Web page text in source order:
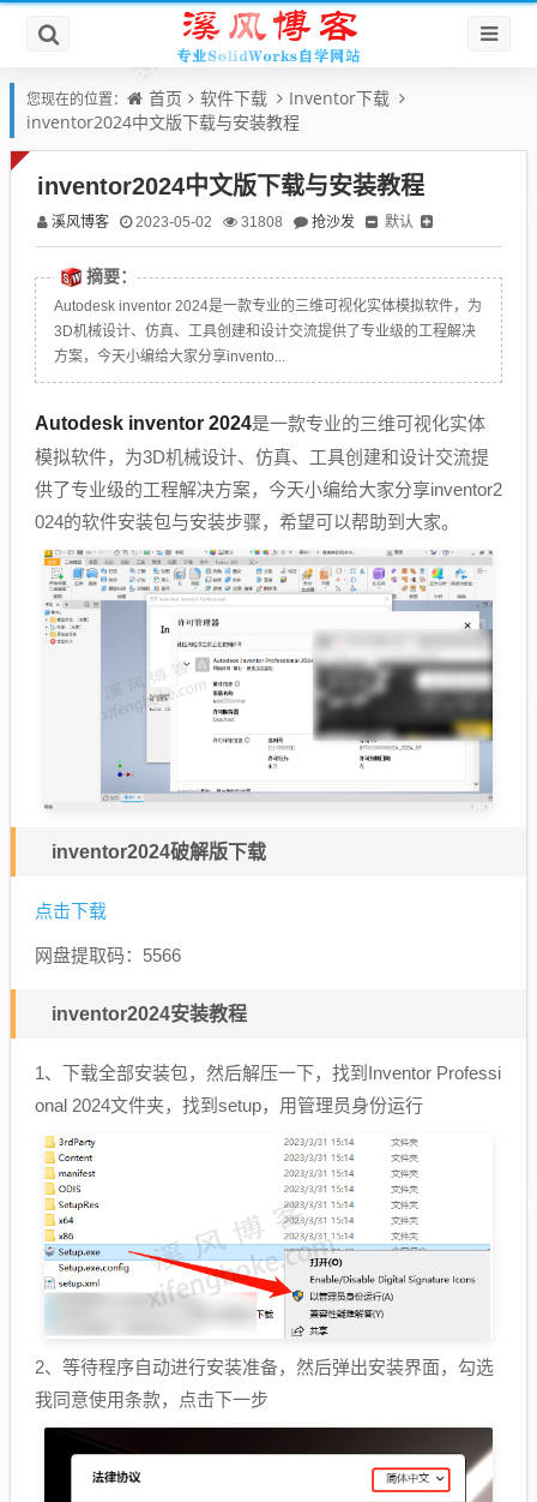
您现在的位置： 首页 软件下载
Inventor下载
inventor2024中文版下载与安装教程
inventor2024中文版下载与安装教程
溪风博客 2023-05-02 31808 抢沙发 默认
摘要：
Autodesk inventor 2024是一款专业的三维可视化实体模拟软件，为
3D机械设计、仿真、工具创建和设计交流提供了专业级的工程解决
方案，今天小编给大家分享invento...
Autodesk inventor 2024是一款专业的三维可视化实体
模拟软件，为3D机械设计、仿真、工具创建和设计交流提
供了专业级的工程解决方案，今天小编给大家分享inventor2
024的软件安装包与安装步骤，希望可以帮助到大家。
inventor2024破解版下载
点击下载
网盘提取码：5566
inventor2024安装教程
1、下载全部安装包，然后解压一下，找到Inventor Professi
onal 2024文件夹，找到setup，用管理员身份运行
2、等待程序自动进行安装准备，然后弹出安装界面，勾选
我同意使用条款，点击下一步